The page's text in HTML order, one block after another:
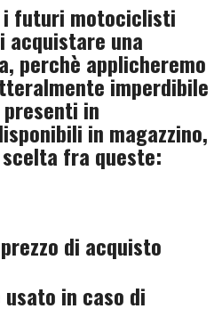
futuri motociclisti
acquistare una
perchè applicheremo
imperdibile
in
in magazzino,
fra queste:
di acquisto
in caso di